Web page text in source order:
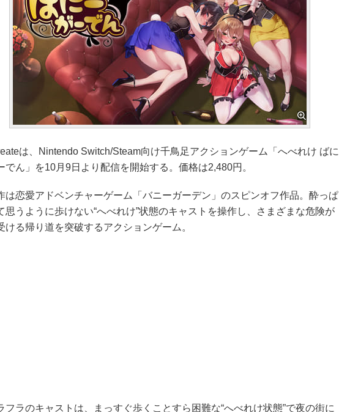
は、Nintendo Switch/Steam向け千鳥足アクションゲーム「へべれけ ばに
でん」を10月9日より配信を開始する。価格は2,480円。
恋愛アドベンチャーゲーム「バニーガーデン」のスピンオフ作品。酔っぱ
思うように歩けない“へべれけ”状態のキャストを操作し、さまざまな危険が
ける帰り道を突破するアクションゲーム。
ラのキャストは、まっすぐ歩くことすら困難な“へべれけ状態”で夜の街に